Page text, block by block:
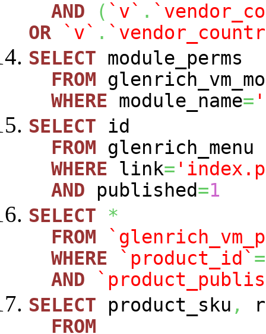
AND
( `v` .
OR
`v` .
SELECT module_perms
FROM
WHERE module_name=
SELECT id
FROM glenrich_menu
WHERE link=
AND published=1
SELECT
*
FROM
WHERE
`product_id` =
AND
SELECT product_sku ,
FROM